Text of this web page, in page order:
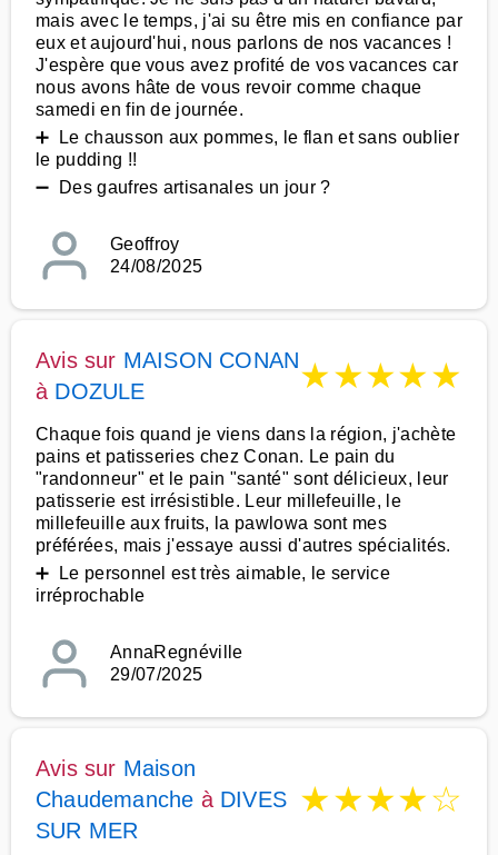
mais avec le temps, j'ai su être mis en confiance par
eux et aujourd'hui, nous parlons de nos vacances !
J'espère que vous avez profité de vos vacances car
nous avons hâte de vous revoir comme chaque
samedi en fin de journée.
➕ Le chausson aux pommes, le flan et sans oublier
le pudding !!
➖ Des gaufres artisanales un jour ?
Geoffroy
24/08/2025
Avis sur MAISON CONAN
à DOZULE ★★★★★
Chaque fois quand je viens dans la région, j'achète
pains et patisseries chez Conan. Le pain du
"randonneur" et le pain "santé" sont délicieux, leur
patisserie est irrésistible. Leur millefeuille, le
millefeuille aux fruits, la pawlowa sont mes
préférées, mais j'essaye aussi d'autres spécialités.
➕ Le personnel est très aimable, le service
irréprochable
AnnaRegnéville
29/07/2025
Avis sur Maison
Chaudemanche à DIVES
SUR MER
★★★★☆